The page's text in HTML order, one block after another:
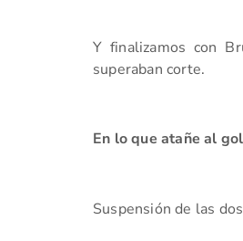
Y finalizamos con
superaban corte.
En lo que atañe al
Suspensión de las